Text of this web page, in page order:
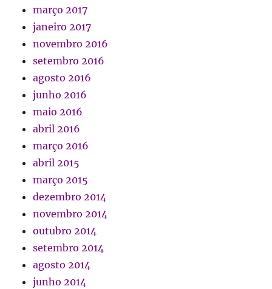
março 2017
janeiro 2017
novembro 2016
setembro 2016
agosto 2016
junho 2016
maio 2016
abril 2016
março 2016
abril 2015
março 2015
dezembro 2014
novembro 2014
outubro 2014
setembro 2014
agosto 2014
junho 2014